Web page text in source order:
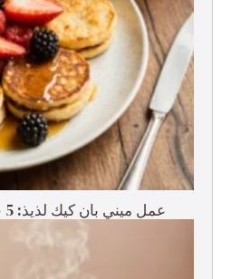
عمل ميني بان كيك لذيذ: 5 خطوات سحرية مجرّبة